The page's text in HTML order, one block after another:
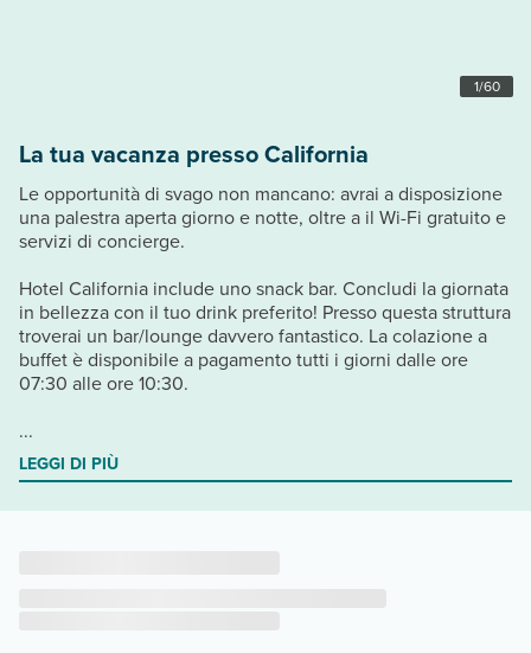
1/60
La tua vacanza presso California
Le opportunità di svago non mancano: avrai a disposizione
una palestra aperta giorno e notte, oltre a il Wi-Fi gratuito e
servizi di concierge.
Hotel California include uno snack bar. Concludi la giornata
in bellezza con il tuo drink preferito! Presso questa struttura
troverai un bar/lounge davvero fantastico. La colazione a
buffet è disponibile a pagamento tutti i giorni dalle ore
07:30 alle ore 10:30.
...
LEGGI DI PIÙ